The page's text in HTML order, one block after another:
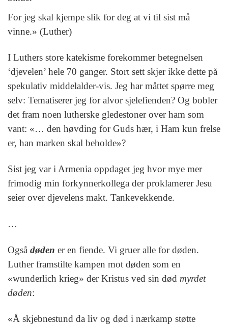
For jeg skal kjempe slik for deg at vi til sist må
vinne.» (Luther)
I Luthers store katekisme forekommer betegnelsen
‘djevelen’ hele 70 ganger. Stort sett skjer ikke dette på
spekulativ middelalder-vis. Jeg har måttet spørre meg
selv: Tematiserer jeg for alvor sjelefienden? Og bobler
det fram noen lutherske gledestoner over ham som
vant: «… den høvding for Guds hær, i Ham kun frelse
er, han marken skal beholde»?
Sist jeg var i Armenia oppdaget jeg hvor mye mer
frimodig min forkynnerkollega der proklamerer Jesu
seier over djevelens makt. Tankevekkende.
…
Også døden er en fiende. Vi gruer alle for døden.
Luther framstilte kampen mot døden som en
«wunderlich krieg» der Kristus ved sin død myrdet
døden:
«Å skjebnestund da liv og død i nærkamp støtte